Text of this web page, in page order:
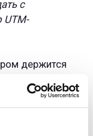
с
UTM-
держится
на